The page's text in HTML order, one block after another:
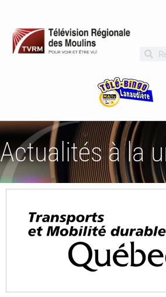
Actualités à la